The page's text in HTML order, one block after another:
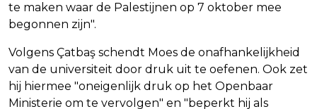
te maken waar de Palestijnen op 7 oktober mee
begonnen zijn".
Volgens Çatbaş schendt Moes de onafhankelijkheid
van de universiteit door druk uit te oefenen. Ook zet
hij hiermee "oneigenlijk druk op het Openbaar
Ministerie om te vervolgen" en "beperkt hij als